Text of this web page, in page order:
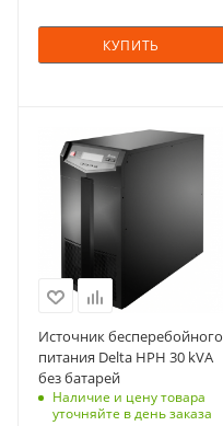
КУПИТЬ
Мощность, кВА
Тип корпуса
крепления на пол
Количество фаз
On-Line
Автономия
длительная
Источник бесперебойного
питания Delta HPH 30 kVA
без батарей
Наличие и цену товара
уточняйте в день заказа